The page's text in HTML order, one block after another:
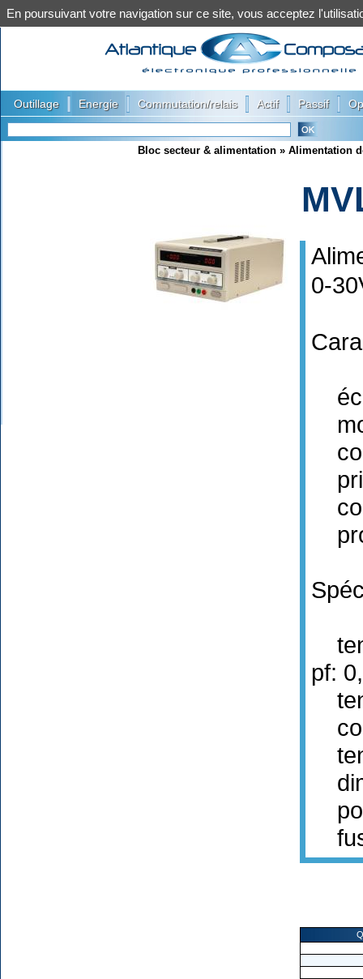
Outillage Energie Commutation/relais Actif Passif
Bloc secteur & alimentation » Alimentation
0-
pf:
En poursuivant votre navigation sur ce site, vous acceptez